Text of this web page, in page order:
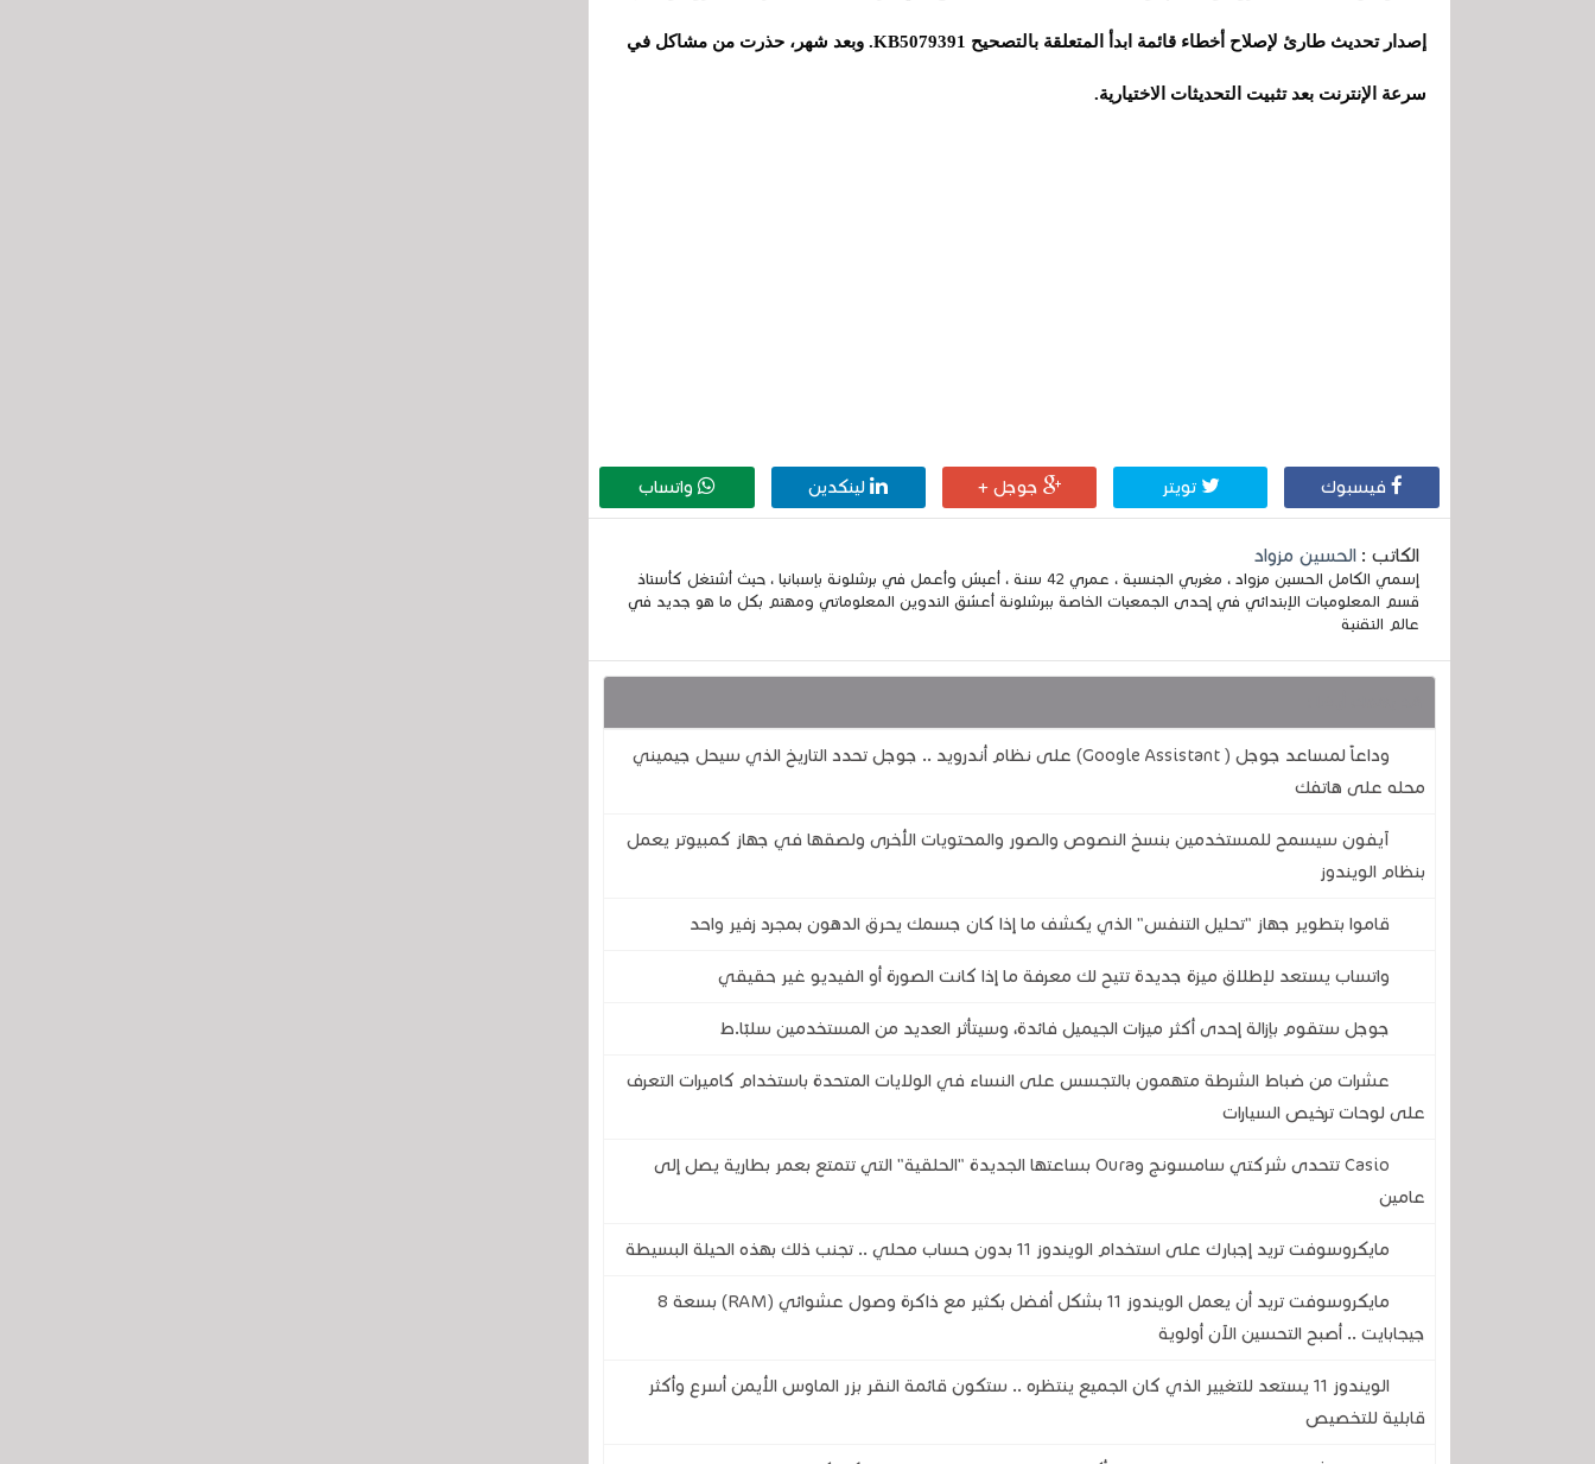
إصدار تحديث طارئ لإصلاح أخطاء قائمة ابدأ المتعلقة بالتصحيح KB5079391. وبعد شهر، حذرت من مشاكل في
سرعة الإنترنت بعد تثبيت التحديثات الاختيارية.
فيسبوك تويتر جوجل + لينكدين واتساب
الكاتب : الحسين مزواد
إسمي الكامل الحسين مزواد ، مغربي الجنسية ، عمري 42 سنة ، أعيش وأعمل في برشلونة بإسبانيا ، حيث أشتغل كأستاذ
قسم المعلوميات الإبتدائي في إحدى الجمعيات الخاصة ببرشلونة أعشق التدوين المعلوماتي ومهتم بكل ما هو جديد في
عالم التقنية
وداعاً لمساعد جوجل ( Google Assistant) على نظام أندرويد .. جوجل تحدد التاريخ الذي سيحل جيميني
محله على هاتفك
آيفون سيسمح للمستخدمين بنسخ النصوص والصور والمحتويات الأخرى ولصقها في جهاز كمبيوتر يعمل
بنظام الويندوز
قاموا بتطوير جهاز "تحليل التنفس" الذي يكشف ما إذا كان جسمك يحرق الدهون بمجرد زفير واحد
واتساب يستعد لإطلاق ميزة جديدة تتيح لك معرفة ما إذا كانت الصورة أو الفيديو غير حقيقي
جوجل ستقوم بإزالة إحدى أكثر ميزات الجيميل فائدة، وسيتأثر العديد من المستخدمين سلبًا.ط
عشرات من ضباط الشرطة متهمون بالتجسس على النساء في الولايات المتحدة باستخدام كاميرات التعرف
على لوحات ترخيص السيارات
Casio تتحدى شركتي سامسونج وOura بساعتها الجديدة "الحلقية" التي تتمتع بعمر بطارية يصل إلى
عامين
مايكروسوفت تريد إجبارك على استخدام الويندوز 11 بدون حساب محلي .. تجنب ذلك بهذه الحيلة البسيطة
مايكروسوفت تريد أن يعمل الويندوز 11 بشكل أفضل بكثير مع ذاكرة وصول عشوائي (RAM) بسعة 8
جيجابايت .. أصبح التحسين الآن أولوية
الويندوز 11 يستعد للتغيير الذي كان الجميع ينتظره .. ستكون قائمة النقر بزر الماوس الأيمن أسرع وأكثر
قابلية للتخصيص